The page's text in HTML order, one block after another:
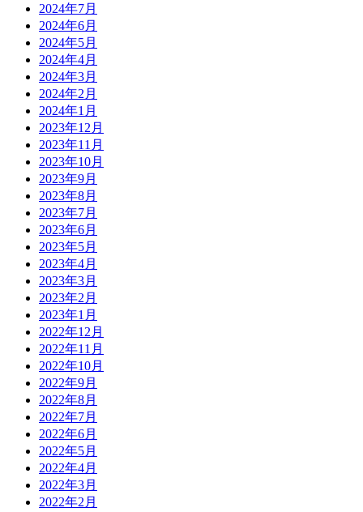
2024年7月
2024年6月
2024年5月
2024年4月
2024年3月
2024年2月
2024年1月
2023年12月
2023年11月
2023年10月
2023年9月
2023年8月
2023年7月
2023年6月
2023年5月
2023年4月
2023年3月
2023年2月
2023年1月
2022年12月
2022年11月
2022年10月
2022年9月
2022年8月
2022年7月
2022年6月
2022年5月
2022年4月
2022年3月
2022年2月